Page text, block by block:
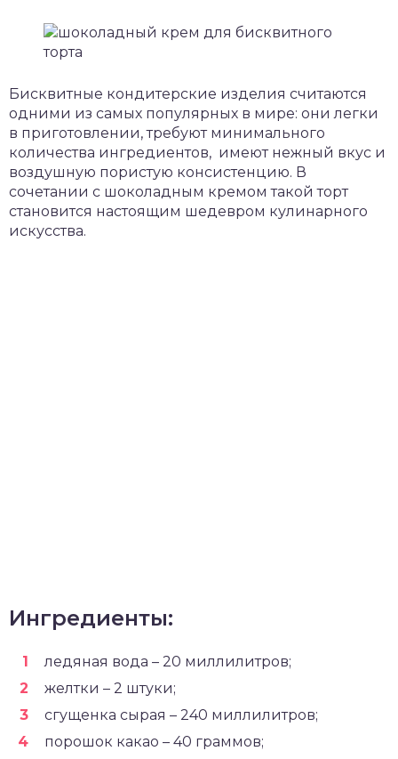
Бисквитные кондитерские изделия считаются
одними из самых популярных в мире: они легки
в приготовлении, требуют минимального
количества ингредиентов, имеют нежный вкус и
воздушную пористую консистенцию. В
сочетании с шоколадным кремом такой торт
становится настоящим шедевром кулинарного
искусства.
Ингредиенты:
ледяная вода – 20 миллилитров;
желтки – 2 штуки;
сгущенка сырая – 240 миллилитров;
порошок какао – 40 граммов;